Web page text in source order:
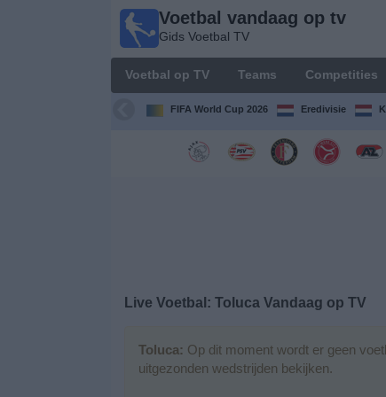
Voetbal vandaag op tv
Gids Voetbal TV
Voetbal op TV Teams Competities
FIFA World Cup 2026 Eredivisie
Live Voetbal: Toluca Vandaag op TV
Toluca: Op dit moment wordt er geen
uitgezonden wedstrijden bekijken.